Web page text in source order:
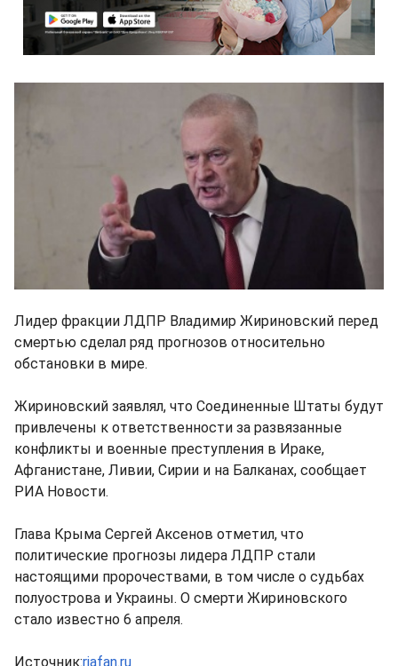
Лидер фракции ЛДПР Владимир Жириновский перед
смертью сделал ряд прогнозов относительно
обстановки в мире.
Жириновский заявлял, что Соединенные Штаты будут
привлечены к ответственности за развязанные
конфликты и военные преступления в Ираке,
Афганистане, Ливии, Сирии и на Балканах, сообщает
РИА Новости.
Глава Крыма Сергей Аксенов отметил, что
политические прогнозы лидера ЛДПР стали
настоящими пророчествами, в том числе о судьбах
полуострова и Украины. О смерти Жириновского
стало известно 6 апреля.
Источник:riafan.ru